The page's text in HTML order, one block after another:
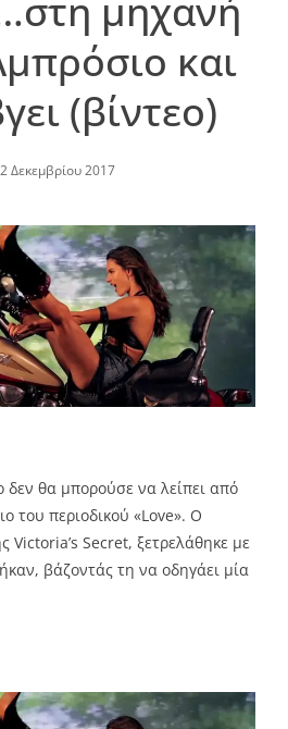
μηχανή
και
(βίντεο)
Δεκεμβρίου 2017
θα μπορούσε να λείπει από
του περιοδικού «Love». Ο
Victoria’s Secret, ξετρελάθηκε με
βάζοντάς τη να οδηγάει μία